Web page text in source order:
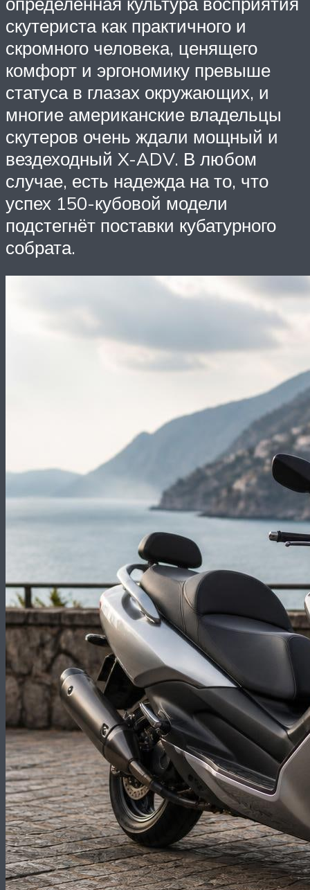
скутериста как практичного и
скромного человека, ценящего
комфорт и эргономику превыше
статуса в глазах окружающих, и
многие американские владельцы
скутеров очень ждали мощный и
вездеходный X-ADV. В любом
случае, есть надежда на то, что
успех 150-кубовой модели
подстегнёт поставки кубатурного
собрата.